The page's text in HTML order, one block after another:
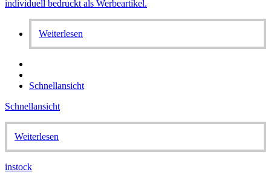
Weiterlesen
Schnellansicht
Schnellansicht
Weiterlesen
instock